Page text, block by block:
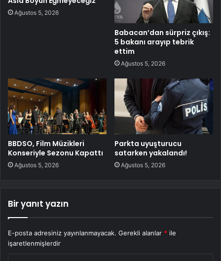
Ağustos 5, 2026
Babacan’dan sürpriz çıkış:
5 bakanı arayıp tebrik
ettim
Ağustos 5, 2026
BBDSO, Film Müzikleri
Konseriyle Sezonu Kapattı
Ağustos 5, 2026
Parkta uyuşturucu
satarken yakalandı!
Ağustos 5, 2026
Bir yanıt yazın
E-posta adresiniz yayınlanmayacak. Gerekli alanlar * ile
işaretlenmişlerdir